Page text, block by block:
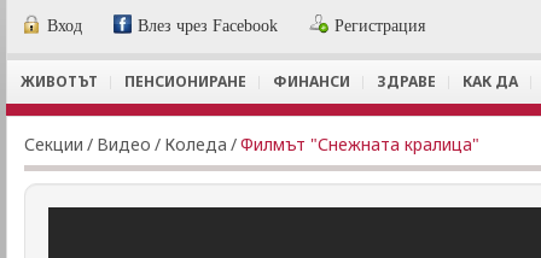
Вход Влез чрез Facebook Регистрация
ЖИВОТЪТ ПЕНСИОНИРАНЕ ФИНАНСИ ЗДРАВЕ КАК ДА
Секции / Видеo / Коледа /Филмът "Снежната кралица"